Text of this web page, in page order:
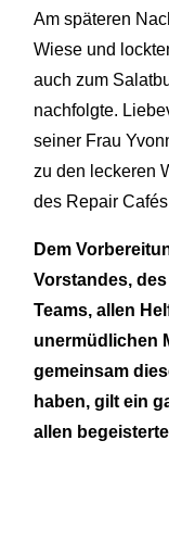
Am späteren
Wiese und
auch zum
nachfolgte.
seiner Frau
zu den leckeren
des Repair
Dem
Vorstandes,
Teams, allen
unermüdlichen
gemeinsam
haben, gilt ein
allen